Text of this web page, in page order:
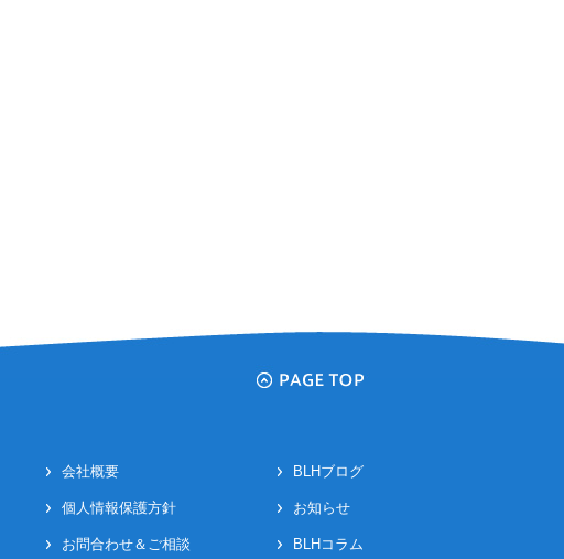
会社概要
個人情報保護方針
お問合わせ＆ご相談
BLHブログ
お知らせ
BLHコラム